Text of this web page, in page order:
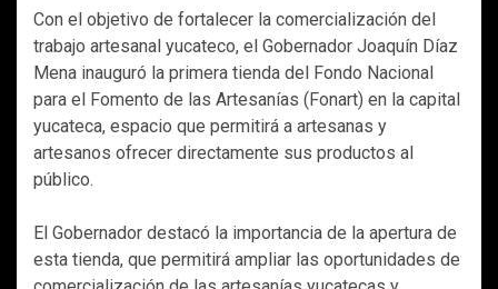
Con el objetivo de fortalecer la comercialización del
trabajo artesanal yucateco, el Gobernador Joaquín Díaz
Mena inauguró la primera tienda del Fondo Nacional
para el Fomento de las Artesanías (Fonart) en la capital
yucateca, espacio que permitirá a artesanas y
artesanos ofrecer directamente sus productos al
público.
El Gobernador destacó la importancia de la apertura de
esta tienda, que permitirá ampliar las oportunidades de